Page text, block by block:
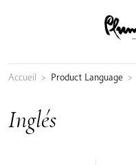
Accueil > Product Language >
Inglés